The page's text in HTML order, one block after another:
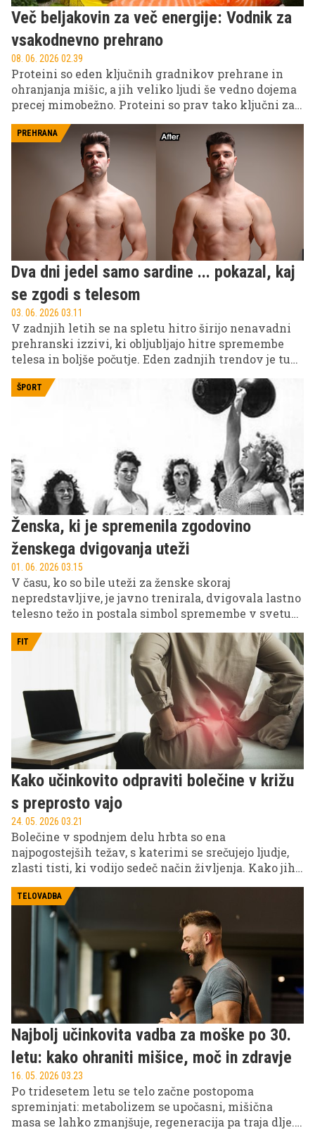
Več beljakovin za več energije: Vodnik za
vsakodnevno prehrano
08. 06. 2026 02.39
Proteini so eden ključnih gradnikov prehrane in
ohranjanja mišic, a jih veliko ljudi še vedno dojema
precej mimobežno. Proteini so prav tako ključni za
dan in splošno dobro počutje. Prav zato višji vnos
proteinov ni pomemben le za tiste, ki trenirajo,
ampak za vsakogar, ki želi jesti bolj uravnoteženo.
PREHRANA
Dva dni jedel samo sardine ... pokazal, kaj
se zgodi s telesom
03. 06. 2026 03.11
V zadnjih letih se na spletu hitro širijo nenavadni
prehranski izzivi, ki obljubljajo hitre spremembe
telesa in boljše počutje. Eden zadnjih trendov je tudi
izključno sardine in delijo svoje izkušnje ter učinke
ŠPORT
Ženska, ki je spremenila zgodovino
ženskega dvigovanja uteži
01. 06. 2026 03.15
V času, ko so bile uteži za ženske skoraj
nepredstavljive, je javno trenirala, dvigovala lastno
telesno težo in postala simbol spremembe v svetu
FIT
Kako učinkovito odpraviti bolečine v križu
s preprosto vajo
24. 05. 2026 03.21
Bolečine v spodnjem delu hrbta so ena
najpogostejših težav, s katerimi se srečujejo ljudje,
zlasti tisti, ki vodijo sedeč način življenja. Kako jih
TELOVADBA
Najbolj učinkovita vadba za moške po 30.
letu: kako ohraniti mišice, moč in zdravje
16. 05. 2026 03.23
Po tridesetem letu se telo začne postopoma
spreminjati: metabolizem se upočasni, mišična
masa se lahko zmanjšuje, regeneracija pa traja dlje.